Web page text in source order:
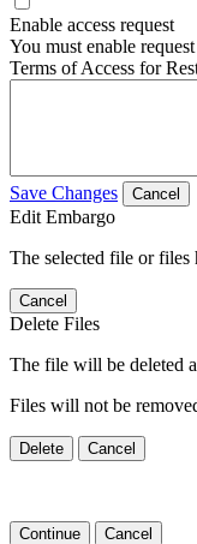
Enable access request
You must enable
Terms of Access for
Save Changes Cancel
Edit Embargo
The selected file or files
Cancel
Delete Files
The file will be deleted
Files will not be
Delete Cancel
Continue Cancel